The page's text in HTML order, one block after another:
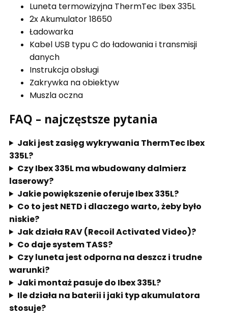
Luneta termowizyjna ThermTec Ibex 335L
2x Akumulator 18650
Ładowarka
Kabel USB typu C do ładowania i transmisji
danych
Instrukcja obsługi
Zakrywka na obiektyw
Muszla oczna
FAQ – najczęstsze pytania
Jaki jest zasięg wykrywania ThermTec Ibex
335L?
Czy Ibex 335L ma wbudowany dalmierz
laserowy?
Jakie powiększenie oferuje Ibex 335L?
Co to jest NETD i dlaczego warto, żeby było
niskie?
Jak działa RAV (Recoil Activated Video)?
Co daje system TASS?
Czy luneta jest odporna na deszcz i trudne
warunki?
Jaki montaż pasuje do Ibex 335L?
Ile działa na baterii i jaki typ akumulatora
stosuje?